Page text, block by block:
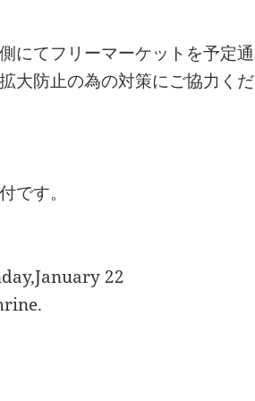
てフリーマーケットを予定通
大防止の為の対策にご協力くだ
です。
22